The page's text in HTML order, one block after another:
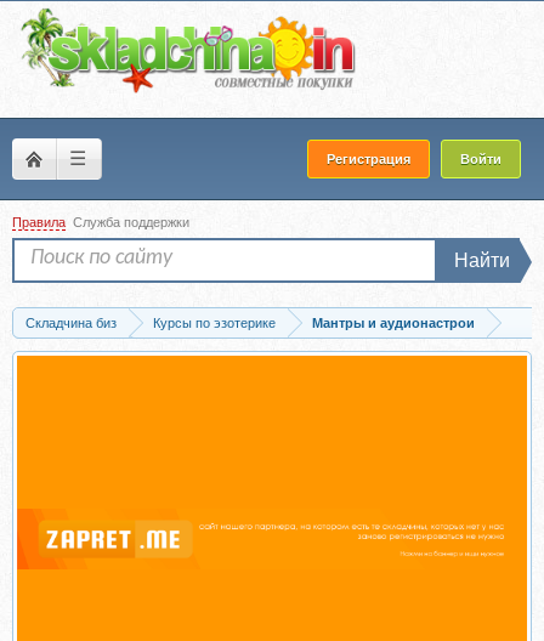
☰ Регистрация Войти
Правила Служба поддержки
Найти
Складчина биз Курсы по эзотерике
Мантры и аудионастрои
Скачать Редкие аюрведические мантры и пуджы для избавления от различных...